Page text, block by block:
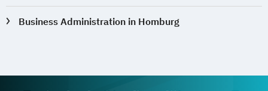
Business Administration in Homburg